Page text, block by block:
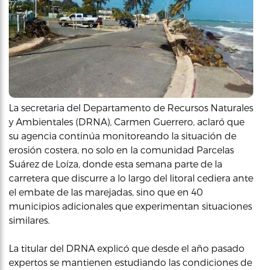
La secretaria del Departamento de Recursos Naturales
y Ambientales (DRNA), Carmen Guerrero, aclaró que
su agencia continúa monitoreando la situación de
erosión costera, no solo en la comunidad Parcelas
Suárez de Loíza, donde esta semana parte de la
carretera que discurre a lo largo del litoral cediera ante
el embate de las marejadas, sino que en 40
municipios adicionales que experimentan situaciones
similares.
La titular del DRNA explicó que desde el año pasado
expertos se mantienen estudiando las condiciones de